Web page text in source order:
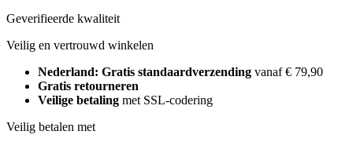
Geverifieerde kwaliteit
Veilig en vertrouwd winkelen
Nederland: Gratis standaardverzending vanaf € 79,90
Gratis retourneren
Veilige betaling met SSL-codering
Veilig betalen met